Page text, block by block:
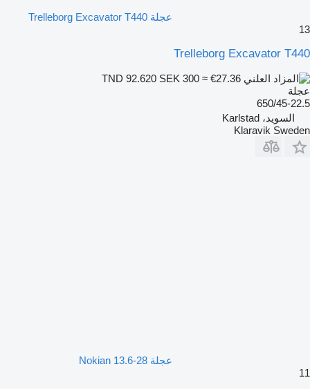
عجلة Trelleborg Excavator T440
13
Trelleborg Excavator T440
SEK 300 ≈ €27.36
عجلة
650/45-22.5
السويد، Karlstad
Klaravik Sweden
عجلة Nokian 13.6-28
11